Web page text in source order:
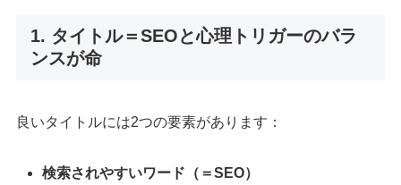
1. タイトル＝SEOと心理トリガーのバラ
ンスが命
良いタイトルには2つの要素があります：
検索されやすいワード（＝SEO）